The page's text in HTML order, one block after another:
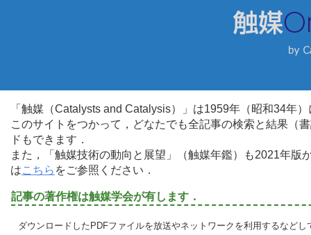
「触媒（Catalysts and Catalysis）」は1959年（昭和34年
このサイトをつかって，どなたでも全記事の検索と結果（
ドもできます．
また，「触媒技術の動向と展望」（触媒年鑑）も2021年
はこちら をご参照ください．
記事の著作権は触媒学会が有します．
ダウンロードしたPDFファイルを放送やネットワークを利用するなど